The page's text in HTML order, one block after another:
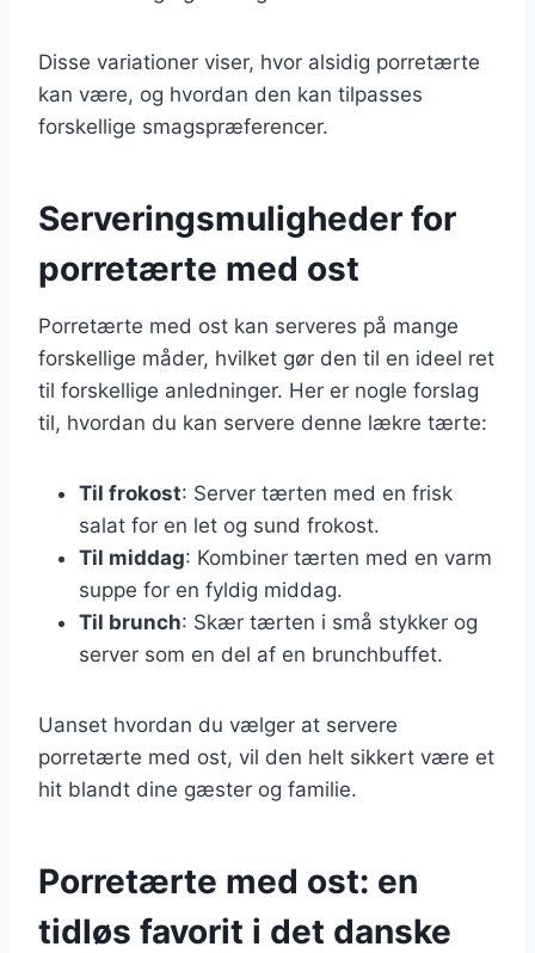
Disse variationer viser, hvor alsidig porretærte
kan være, og hvordan den kan tilpasses
forskellige smagspræferencer.
Serveringsmuligheder for
porretærte med ost
Porretærte med ost kan serveres på mange
forskellige måder, hvilket gør den til en ideel ret
til forskellige anledninger. Her er nogle forslag
til, hvordan du kan servere denne lækre tærte:
Til frokost: Server tærten med en frisk
salat for en let og sund frokost.
Til middag: Kombiner tærten med en varm
suppe for en fyldig middag.
Til brunch: Skær tærten i små stykker og
server som en del af en brunchbuffet.
Uanset hvordan du vælger at servere
porretærte med ost, vil den helt sikkert være et
hit blandt dine gæster og familie.
Porretærte med ost: en
tidløs favorit i det danske